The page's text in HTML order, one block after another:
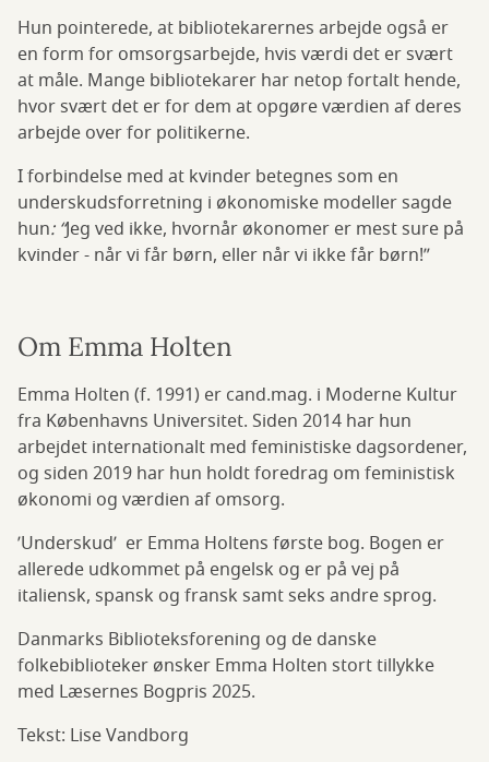
Hun pointerede, at bibliotekarernes arbejde også er
en form for omsorgsarbejde, hvis værdi det er svært
at måle. Mange bibliotekarer har netop fortalt hende,
hvor svært det er for dem at opgøre værdien af deres
arbejde over for politikerne.
I forbindelse med at kvinder betegnes som en
underskudsforretning i økonomiske modeller sagde
hun: “Jeg ved ikke, hvornår økonomer er mest sure på
kvinder - når vi får børn, eller når vi ikke får børn!”
Om Emma Holten
Emma Holten (f. 1991) er cand.mag. i Moderne Kultur
fra Københavns Universitet. Siden 2014 har hun
arbejdet internationalt med feministiske dagsordener,
og siden 2019 har hun holdt foredrag om feministisk
økonomi og værdien af omsorg.
’Underskud’ er Emma Holtens første bog. Bogen er
allerede udkommet på engelsk og er på vej på
italiensk, spansk og fransk samt seks andre sprog.
Danmarks Biblioteksforening og de danske
folkebiblioteker ønsker Emma Holten stort tillykke
med Læsernes Bogpris 2025.
Tekst: Lise Vandborg